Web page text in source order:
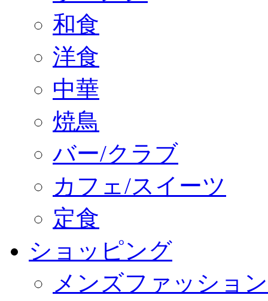
和食
洋食
中華
焼鳥
バー/クラブ
カフェ/スイーツ
定食
ショッピング
メンズファッション